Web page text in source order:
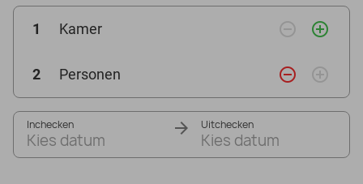
1 Kamer remove_circle_outline add_circle_outline
2 Personen remove_circle_outline add_circle_outline
Inchecken
Kies datum
Uitchecken
Kies datum